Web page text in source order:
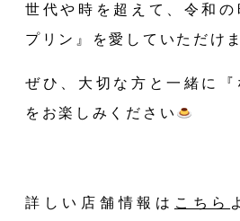
世代や時を超えて、令和
プリン』を愛していただけ
ぜひ、大切な方と一緒に『
をお楽しみください
詳しい店舗情報は こちら